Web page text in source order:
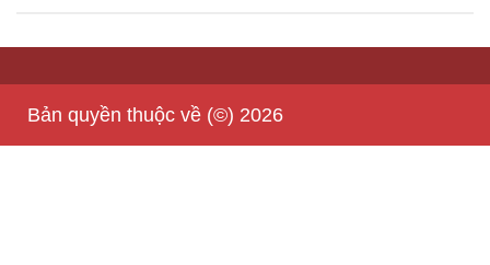
Bản quyền thuộc về (©) 2026